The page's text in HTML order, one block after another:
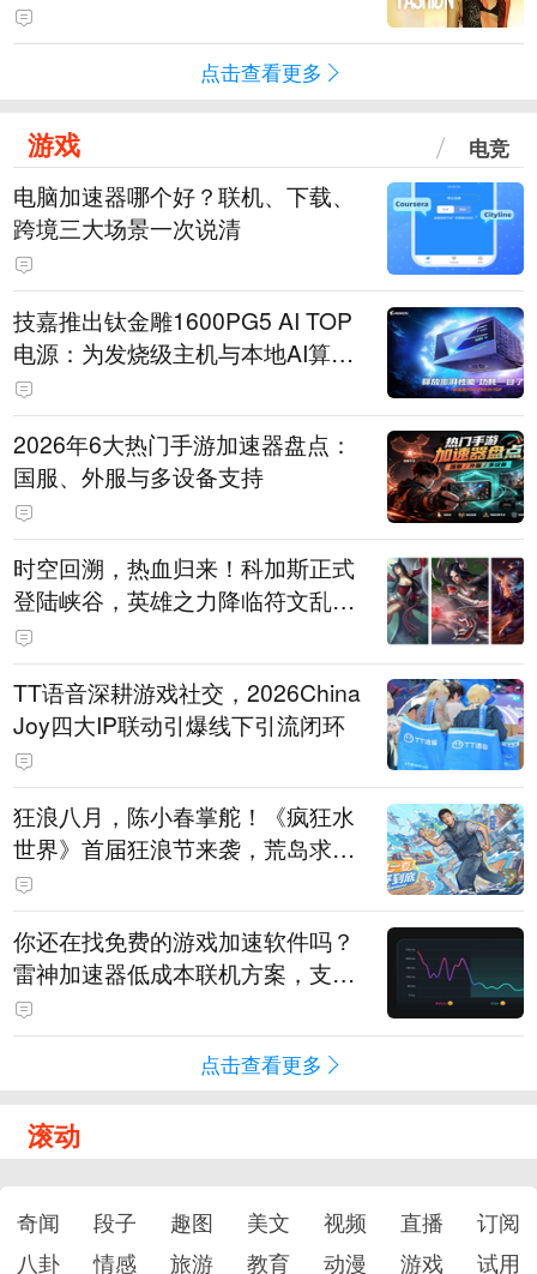
点击查看更多
游戏 电竞
电脑加速器哪个好？联机、下载、
跨境三大场景一次说清
技嘉推出钛金雕1600PG5 AI TOP
电源：为发烧级主机与本地AI算力
打造旗舰供电方案
2026年6大热门手游加速器盘点：
国服、外服与多设备支持
时空回溯，热血归来！科加斯正式
登陆峡谷，英雄之力降临符文乱
斗！
TT语音深耕游戏社交，2026China
Joy四大IP联动引爆线下引流闭环
狂浪八月，陈小春掌舵！《疯狂水
世界》首届狂浪节来袭，荒岛求生
直播即将开启
你还在找免费的游戏加速软件吗？
雷神加速器低成本联机方案，支持
免费试用
点击查看更多
滚动
奇闻 段子 趣图 美文 视频 直播
订阅
八卦
情感 旅游 教育 动漫 游戏 试用